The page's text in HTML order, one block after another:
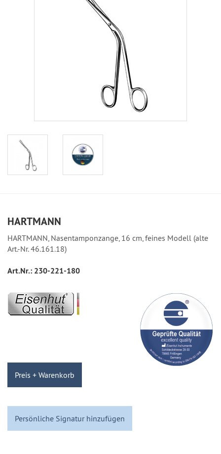
HARTMANN
HARTMANN, Nasentamponzange, 16 cm, feines Modell (alte
Art.-Nr. 46.161.18)
Art.Nr.: 230-221-180
Preis + Warenkorb
Persönliche Signatur hinzufügen